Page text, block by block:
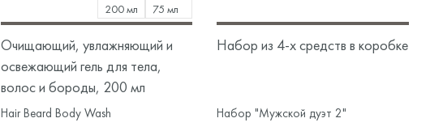
200 мл 75 мл
Очищающий, увлажняющий и
освежающий гель для тела,
волос и бороды, 200 мл
Hair Beard Body Wash
Набор из 4-х средств в коробке
Набор "Мужской дуэт 2"